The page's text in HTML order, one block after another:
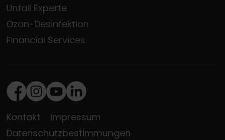
Unfall Experte
Ozon-Desinfektion
Financial Services
Facebook
Instagram
Youtube
LinkedIn
Kontakt
Impressum
Datenschutzbestimmungen